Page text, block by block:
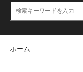
ホーム